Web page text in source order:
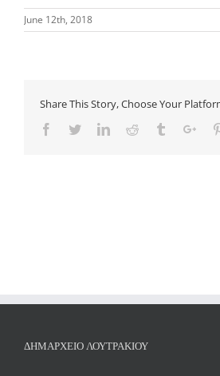
June 12th, 2018
Share This Story, Choose Your
Facebook
TwitterLinkedinReddit Tumblr
ΔΗΜΑΡΧΕΊΟ ΛΟΥΤΡΑΚΊΟΥ